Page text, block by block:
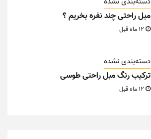
مبل راحتی چند نفره بخریم ؟
دسته‌بندی نشده
ترکیب رنگ مبل راحتی طوسی